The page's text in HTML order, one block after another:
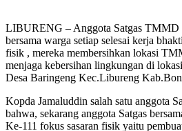
LIBURENG – Anggota Satgas TMMD
bersama warga setiap selesai kerja
fisik , mereka membersihkan lokasi
menjaga kebersihan lingkungan di
Desa Baringeng Kec.Libureng
Kopda Jamaluddin salah satu anggota
bahwa, sekarang anggota Satgas
Ke-111 fokus sasaran fisik yaitu